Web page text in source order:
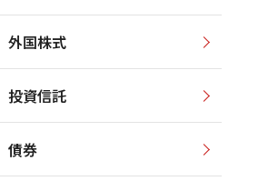
外国株式
投資信託
債券